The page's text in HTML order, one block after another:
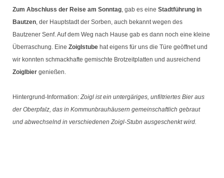
Zum Abschluss der Reise am Sonntag, gab es eine Stadtführung in
Bautzen, der Hauptstadt der Sorben, auch bekannt wegen des
Bautzener Senf. Auf dem Weg nach Hause gab es dann noch eine kleine
Überraschung. Eine Zoiglstube hat eigens für uns die Türe geöffnet und
wir konnten schmackhafte gemischte Brotzeitplatten und ausreichend
Zoiglbier genießen.
Hintergrund-Information:Zoigl ist ein untergäriges, unfiltriertes Bier aus
der Oberpfalz, das in Kommunbrauhäusern gemeinschaftlich gebraut
und abwechselnd in verschiedenen Zoigl-Stubn ausgeschenkt wird.